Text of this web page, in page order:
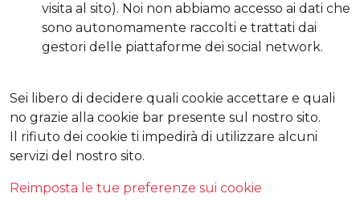
visita al sito). Noi non abbiamo accesso ai dati che
sono autonomamente raccolti e trattati dai
gestori delle piattaforme dei social network.
Sei libero di decidere quali cookie accettare e quali
no grazie alla cookie bar presente sul nostro sito.
Il rifiuto dei cookie ti impedirà di utilizzare alcuni
servizi del nostro sito.
Reimposta le tue preferenze sui cookie